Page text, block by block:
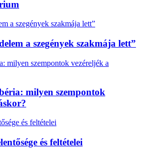
a szegények szakmája lett”
milyen szempontok
és feltételei